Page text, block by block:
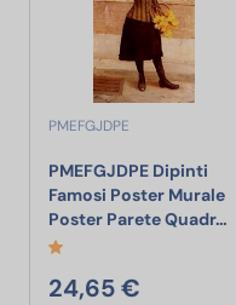
PMEFGJDPE
PMEFGJDPE Dipinti
Famosi Poster Murale
Poster Parete Quadr…
24,65 €